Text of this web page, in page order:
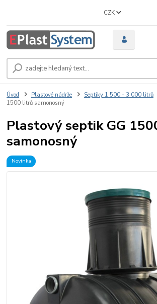
CZK
Úvod Plastové nádrže Septiky 1 500 - 3 000 litrů
1500 litrů samonosný
Plastový septik GG
samonosný
Novinka